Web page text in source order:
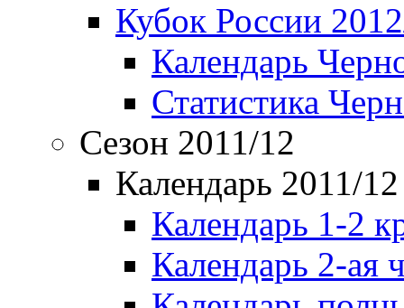
Кубок России
Календарь
Статистика
Сезон 2011/12
Календарь 2011/12
Календарь 1-2
Календарь 2-ая